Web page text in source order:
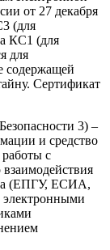
от 27 декабря
(для
КС1 (для
для
содержащей
Сертификат
3) –
и средство
с
(ЕПГУ, ЕСИА,